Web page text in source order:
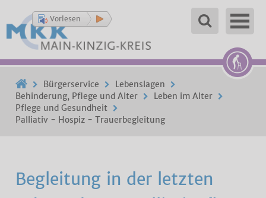
Vorlesen
Bürgerservice
Lebenslagen
Behinderung, Pflege und Alter
Leben im Alter
Pflege und Gesundheit
Palliativ - Hospiz - Trauerbegleitung
Begleitung in der letzten